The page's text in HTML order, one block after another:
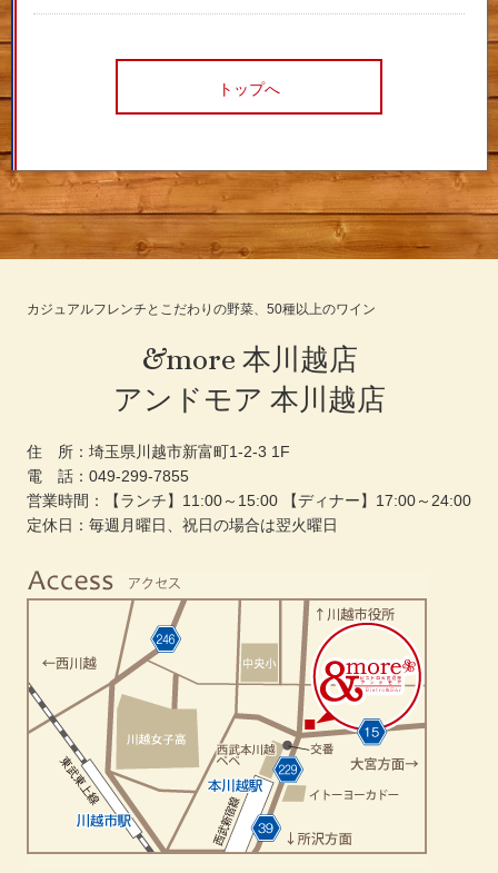
トップへ
カジュアルフレンチとこだわりの野菜、50種以上のワイン
&more 本川越店
アンドモア 本川越店
住 所：埼玉県川越市新富町1-2-3 1F
電 話：049-299-7855
営業時間：【ランチ】11:00～15:00 【ディナー】17:00～24:00
定休日：毎週月曜日、祝日の場合は翌火曜日